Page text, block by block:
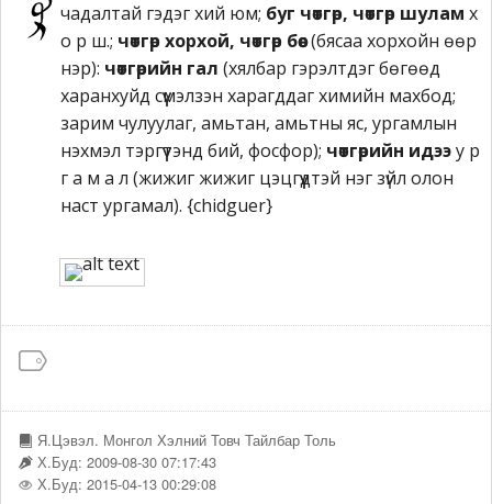
Татах
чадалтай гэдэг хий юм; буг чөтгөр, чөтгөр шулам х
о р ш.; чөтгөр хорхой, чөтгөр бөөс(бясаа хорхойн өөр
нэр): чөтгөрийн гал (хялбар гэрэлтдэг бөгөөд
харанхуйд сүүмэлзэн харагддаг химийн махбод;
зарим чулуулаг, амьтан, амьтны яс, ургамлын
нэхмэл тэргүүтэнд бий, фосфор); чөтгөрийн идээу р
г а м а л (жижиг жижиг цэцгүүдтэй нэг зүйл олон
наст ургамал). {chidguer}
Я.Цэвэл. Монгол Хэлний Товч Тайлбар Толь
Х.Буд: 2009-08-30 07:17:43
Х.Буд: 2015-04-13 00:29:08